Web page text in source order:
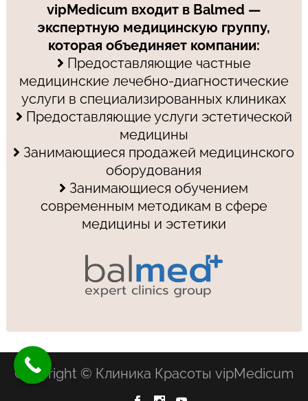
vipMedicum входит в Balmed —
экспертную медицинскую группу,
которая объединяет компании:
Предоставляющие частные
медицинские лечебно-диагностические
услуги в специализированных клиниках
Предоставляющие услуги эстетической
медицины
Занимающиеся продажей медицинского
оборудования
Занимающиеся обучением
современным методикам в сфере
медицины и эстетики
Copyright © Клиника Красоты vipMedicum